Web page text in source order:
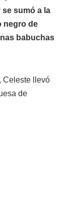
se sumó a la
negro de
babuchas
Celeste llevó
de